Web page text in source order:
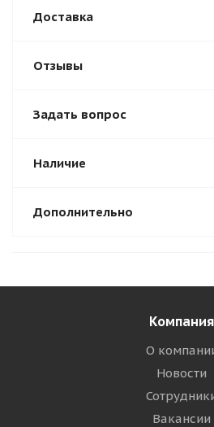
Доставка
Отзывы
Задать вопрос
Наличие
Дополнительно
Компания
О
Новости
Вакансии